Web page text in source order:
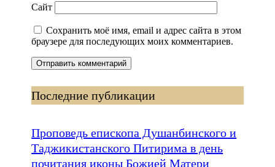
Сайт
Сохранить моё имя, email и адрес сайта в этом
браузере для последующих моих комментариев.
Последние публикации
Проповедь епископа Душанбинского и
Таджикистанского Питирима в день
почитания иконы Божией Матери